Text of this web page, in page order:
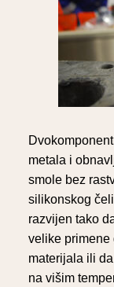
metala i
smole bez
silikonskog
razvijen tako
velike primene
materijala ili
na višim